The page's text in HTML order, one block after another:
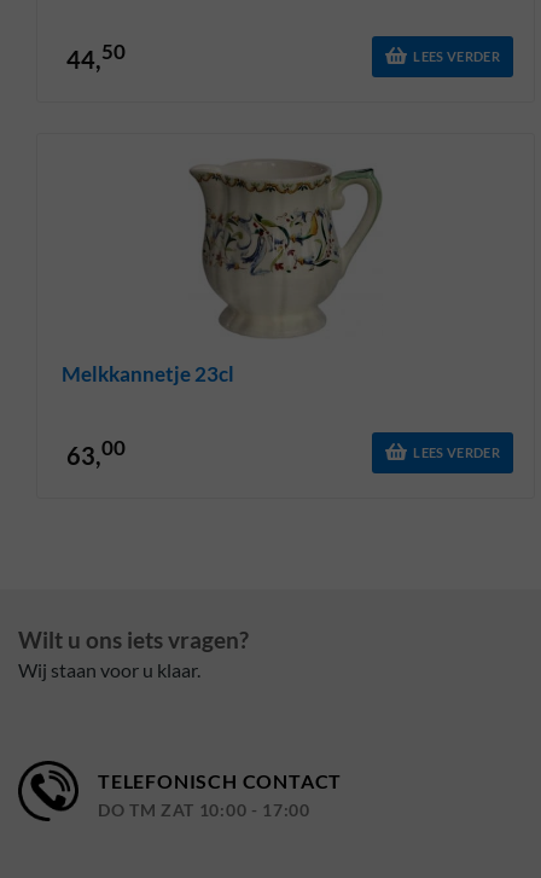
44,50 LEES VERDER
Melkkannetje 23cl
63,00 LEES VERDER
Wilt u ons iets vragen?
Wij staan voor u klaar.
TELEFONISCH CONTACT
DO TM ZAT 10:00 - 17:00